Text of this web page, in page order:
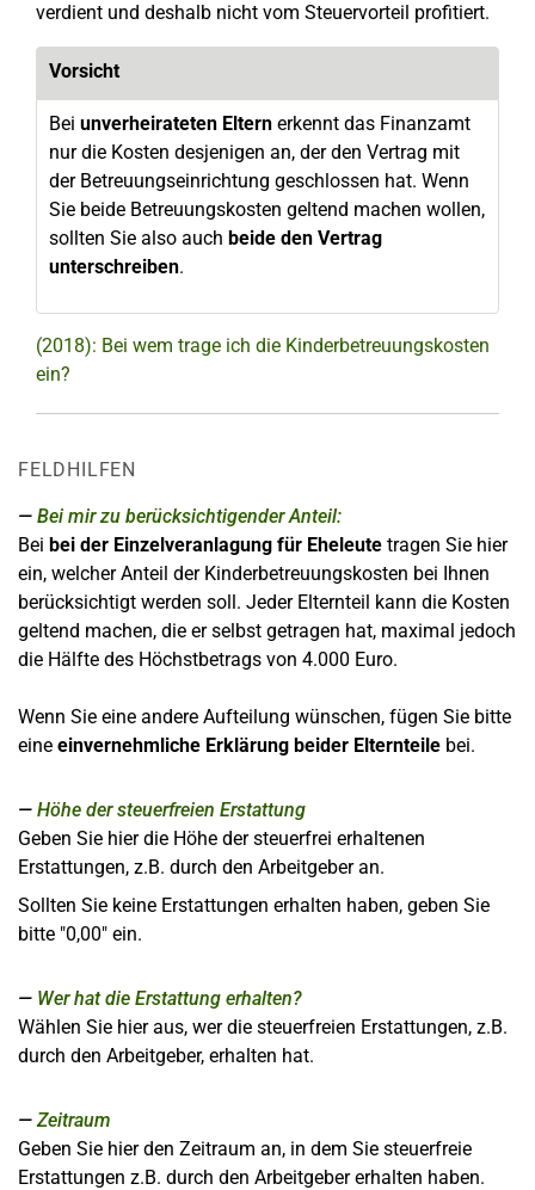
verdient und deshalb nicht vom Steuervorteil profitiert.
Vorsicht
Bei unverheirateten Eltern erkennt das Finanzamt
nur die Kosten desjenigen an, der den Vertrag mit
der Betreuungseinrichtung geschlossen hat. Wenn
Sie beide Betreuungskosten geltend machen wollen,
sollten Sie also auch beide den Vertrag
unterschreiben.
(2018): Bei wem trage ich die Kinderbetreuungskosten
ein?
FELDHILFEN
Bei mir zu berücksichtigender Anteil:
Bei bei der Einzelveranlagung für Eheleute tragen Sie hier
ein, welcher Anteil der Kinderbetreuungskosten bei Ihnen
berücksichtigt werden soll. Jeder Elternteil kann die Kosten
geltend machen, die er selbst getragen hat, maximal jedoch
die Hälfte des Höchstbetrags von 4.000 Euro.
Wenn Sie eine andere Aufteilung wünschen, fügen Sie bitte
eine einvernehmliche Erklärung beider Elternteile bei.
Höhe der steuerfreien Erstattung
Geben Sie hier die Höhe der steuerfrei erhaltenen
Erstattungen, z.B. durch den Arbeitgeber an.
Sollten Sie keine Erstattungen erhalten haben, geben Sie
bitte "0,00" ein.
Wer hat die Erstattung erhalten?
Wählen Sie hier aus, wer die steuerfreien Erstattungen, z.B.
durch den Arbeitgeber, erhalten hat.
Zeitraum
Geben Sie hier den Zeitraum an, in dem Sie steuerfreie
Erstattungen z.B. durch den Arbeitgeber erhalten haben.